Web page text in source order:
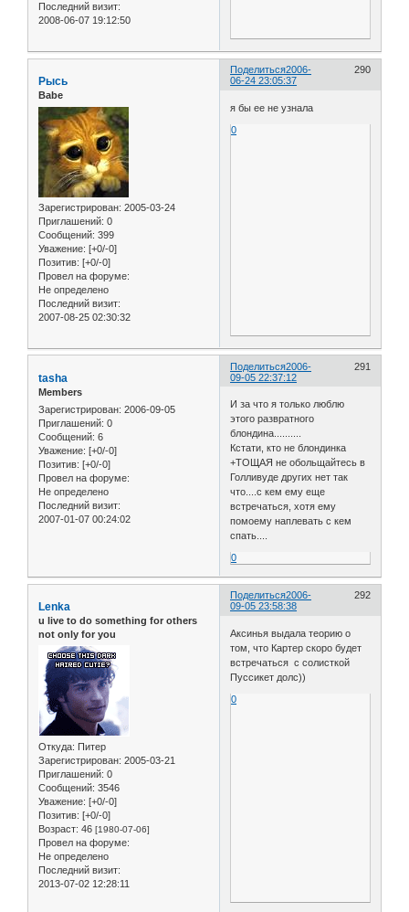
Последний визит:
2008-06-07 19:12:50
Поделиться 290
2006-
06-24 23:05:37
Рысь
Babe
Зарегистрирован: 2005-03-24
Приглашений: 0
Сообщений: 399
Уважение: [+0/-0]
Позитив: [+0/-0]
Провел на форуме:
Не определено
Последний визит:
2007-08-25 02:30:32
я бы ее не узнала
0
Поделиться 291
2006-
09-05 22:37:12
tasha
Members
Зарегистрирован: 2006-09-05
Приглашений: 0
Сообщений: 6
Уважение: [+0/-0]
Позитив: [+0/-0]
Провел на форуме:
Не определено
Последний визит:
2007-01-07 00:24:02
И за что я только люблю
этого развратного
блондина..........
Кстати, кто не блондинка
+ТОЩАЯ не обольщайтесь в
Голливуде других нет так
что....с кем ему еще
встречаться, хотя ему
помоему наплевать с кем
спать....
0
Поделиться 292
2006-
09-05 23:58:38
Lenka
u live to do something for others
not only for you
Откуда: Питер
Зарегистрирован: 2005-03-21
Приглашений: 0
Сообщений: 3546
Уважение: [+0/-0]
Позитив: [+0/-0]
Возраст: 46 [1980-07-06]
Провел на форуме:
Не определено
Последний визит:
2013-07-02 12:28:11
Аксинья выдала теорию о
том, что Картер скоро будет
встречаться с солисткой
Пуссикет долс))
0